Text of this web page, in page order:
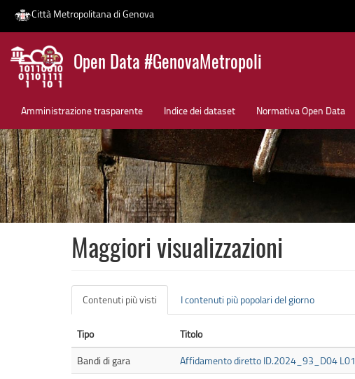
Salta
contenuto
Città Metropolitana di Genova
Open Data #GenovaMetropoli
Amministrazione trasparente Indice dei dataset Normativa Open Data
News
Maggiori visualizzazioni
Schede
primarie
Contenuti più visti (scheda
attiva)
I contenuti più popolari del giorno
Tipo Titolo
Bandi di gara
Affidamento diretto ID.2024_93_D04 L01